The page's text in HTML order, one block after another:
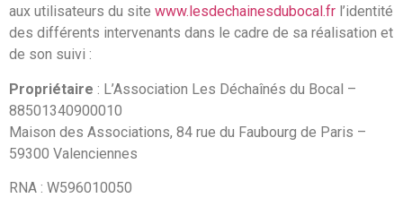
aux utilisateurs du site www.lesdechainesdubocal.fr l’identité
des différents intervenants dans le cadre de sa réalisation et
de son suivi :
Propriétaire : L’Association Les Déchaînés du Bocal –
88501340900010
Maison des Associations, 84 rue du Faubourg de Paris –
59300 Valenciennes
RNA : W596010050